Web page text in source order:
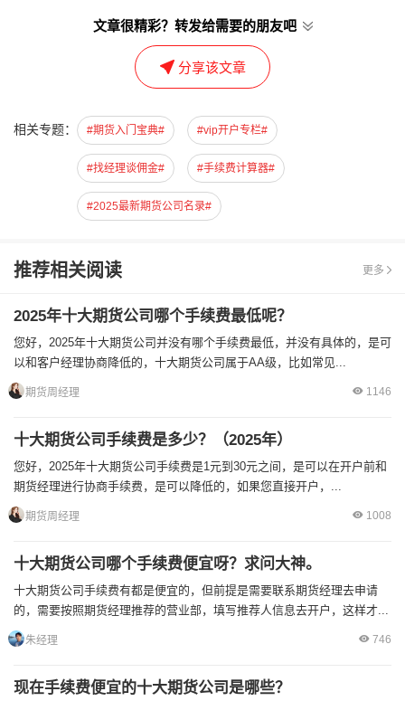
文章很精彩？转发给需要的朋友吧
分享该文章
相关专题： #期货入门宝典# #vip开户专栏#
#找经理谈佣金# #手续费计算器#
#2025最新期货公司名录#
推荐相关阅读 更多
2025年十大期货公司哪个手续费最低呢？
您好，2025年十大期货公司并没有哪个手续费最低，并没有具体的，是可
以和客户经理协商降低的，十大期货公司属于AA级，比如常见...
期货周经理 1146
十大期货公司手续费是多少？（2025年）
您好，2025年十大期货公司手续费是1元到30元之间，是可以在开户前和
期货经理进行协商手续费，是可以降低的，如果您直接开户，...
期货周经理 1008
十大期货公司哪个手续费便宜呀？求问大神。
十大期货公司手续费有都是便宜的，但前提是需要联系期货经理去申请
的，需要按照期货经理推荐的营业部，填写推荐人信息去开户，这样才...
朱经理 746
现在手续费便宜的十大期货公司是哪些？